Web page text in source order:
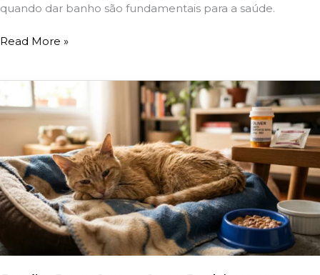
quando dar banho são fundamentais para a saúde.
Read More »
Ração
Para
Problemas
Renais
—
Entenda
Importância
Da